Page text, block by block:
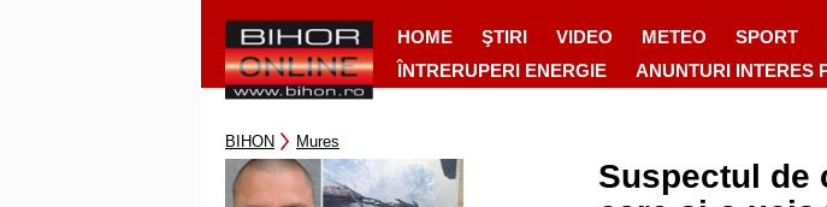
HOME ŞTIRI VIDEO METEO SPORT
ÎNTRERUPERI ENERGIE
ANUNTURI INTERES
BIHON Mures
Suspectul de